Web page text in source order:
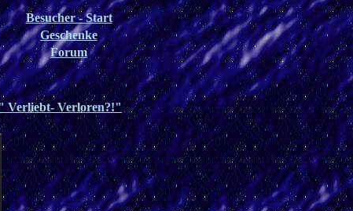
Besucher - Start
Geschenke
Forum
Verliebt- Verloren?!"